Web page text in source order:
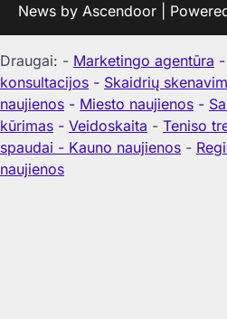
News by Ascendoor |
Draugai: - Marketingo agentūra -
konsultacijos - Skaidrių
naujienos - Miesto naujienos -
kūrimas - Veidoskaita - Teniso
spaudai - Kauno naujienos -
naujienos